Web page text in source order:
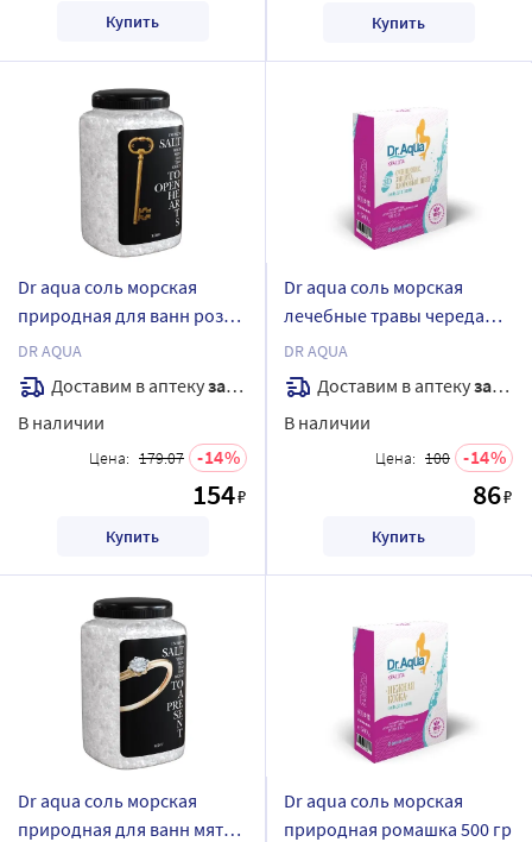
Купить Купить
Dr aqua соль морская
природная для ванн роза
700 гр
DR AQUA
Доставим в аптекузавтра
В наличии
Цена: 179.07 14
154₽
Купить
Dr aqua соль морская
лечебные травы череда
500 гр
DR AQUA
Доставим в аптекузавтра
В наличии
Цена: 100 14
86₽
Купить
Dr aqua соль морская
природная для ванн мята
Dr aqua соль морская
природная ромашка 500 гр